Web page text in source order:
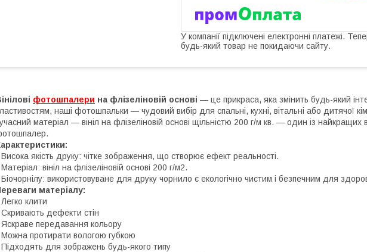
У компанії підключені електронні платежі.
будь-який товар не покидаючи сайту.
фотошпалери на флізеліновій основі — це прикраса, яка змінить будь-який
наші фотошпальки — чудовий вибір для спальні, кухні, вітальні або дитячої
матеріал — вініл на флізеліновій основі щільністю 200 г/м кв. — один із найкращих
Висока якість друку: чітке зображення, що створює ефект реальності.
Матеріал: вініл на флізеліновій основі 200 г/м2.
Біочорнілу: використовуване для друку чорнило є екологічно чистим і безпечним для
матеріалу:
Легко клити
Скривають дефекти стін
Яскраве передавання кольору
Можна протирати вологою губкою
Підходять для зображень будь-якого типу